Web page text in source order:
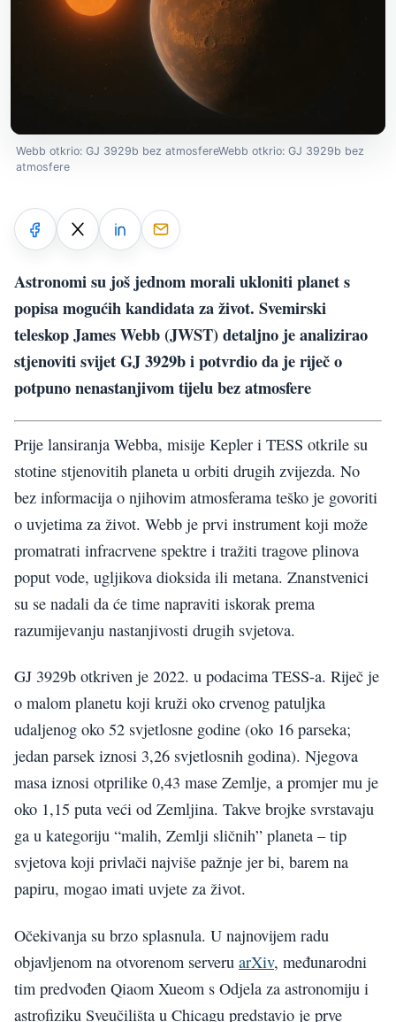
Webb otkrio: GJ 3929b bez atmosfereWebb otkrio: GJ 3929b bez
atmosfere
Astronomi su još jednom morali ukloniti planet s
popisa mogućih kandidata za život. Svemirski
teleskop James Webb (JWST) detaljno je analizirao
stjenoviti svijet GJ 3929b i potvrdio da je riječ o
potpuno nenastanjivom tijelu bez atmosfere
Prije lansiranja Webba, misije Kepler i TESS otkrile su
stotine stjenovitih planeta u orbiti drugih zvijezda. No
bez informacija o njihovim atmosferama teško je govoriti
o uvjetima za život. Webb je prvi instrument koji može
promatrati infracrvene spektre i tražiti tragove plinova
poput vode, ugljikova dioksida ili metana. Znanstvenici
su se nadali da će time napraviti iskorak prema
razumijevanju nastanjivosti drugih svjetova.
GJ 3929b otkriven je 2022. u podacima TESS-a. Riječ je
o malom planetu koji kruži oko crvenog patuljka
udaljenog oko 52 svjetlosne godine (oko 16 parseka;
jedan parsek iznosi 3,26 svjetlosnih godina). Njegova
masa iznosi otprilike 0,43 mase Zemlje, a promjer mu je
oko 1,15 puta veći od Zemljina. Takve brojke svrstavaju
ga u kategoriju “malih, Zemlji sličnih” planeta – tip
svjetova koji privlači najviše pažnje jer bi, barem na
papiru, mogao imati uvjete za život.
Očekivanja su brzo splasnula. U najnovijem radu
objavljenom na otvorenom serveru arXiv, međunarodni
tim predvođen Qiaom Xueom s Odjela za astronomiju i
astrofiziku Sveučilišta u Chicagu predstavio je prve